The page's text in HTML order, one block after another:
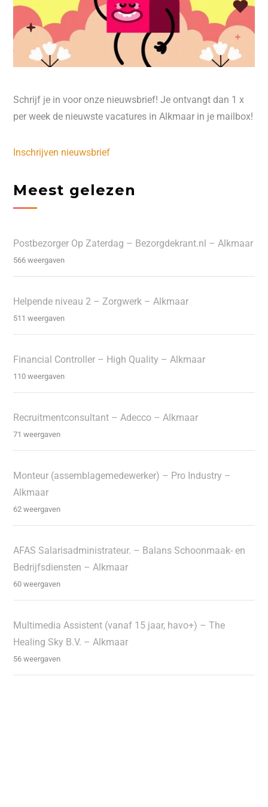
Schrijf je in voor onze nieuwsbrief! Je ontvangt dan 1 x
per week de nieuwste vacatures in Alkmaar in je mailbox!
Inschrijven nieuwsbrief
Meest gelezen
Postbezorger Op Zaterdag – Bezorgdekrant.nl – Alkmaar
566 weergaven
Helpende niveau 2 – Zorgwerk – Alkmaar
511 weergaven
Financial Controller – High Quality – Alkmaar
110 weergaven
Recruitmentconsultant – Adecco – Alkmaar
71 weergaven
Monteur (assemblagemedewerker) – Pro Industry –
Alkmaar
62 weergaven
AFAS Salarisadministrateur. – Balans Schoonmaak- en
Bedrijfsdiensten – Alkmaar
60 weergaven
Multimedia Assistent (vanaf 15 jaar, havo+) – The
Healing Sky B.V. – Alkmaar
56 weergaven